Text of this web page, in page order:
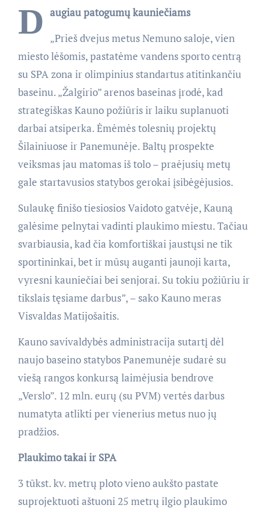
D augiau patogumų kauniečiams
„Prieš dvejus metus Nemuno saloje, vien
miesto lėšomis, pastatėme vandens sporto centrą
su SPA zona ir olimpinius standartus atitinkančiu
baseinu. „Žalgirio” arenos baseinas įrodė, kad
strategiškas Kauno požiūris ir laiku suplanuoti
darbai atsiperka. Ėmėmės tolesnių projektų
Šilainiuose ir Panemunėje. Baltų prospekte
veiksmas jau matomas iš tolo – praėjusių metų
gale startavusios statybos gerokai įsibėgėjusios.
Sulaukę finišo tiesiosios Vaidoto gatvėje, Kauną
galėsime pelnytai vadinti plaukimo miestu. Tačiau
svarbiausia, kad čia komfortiškai jaustųsi ne tik
sportininkai, bet ir mūsų auganti jaunoji karta,
vyresni kauniečiai bei senjorai. Su tokiu požiūriu ir
tikslais tęsiame darbus”, – sako Kauno meras
Visvaldas Matijošaitis.
Kauno savivaldybės administracija sutartį dėl
naujo baseino statybos Panemunėje sudarė su
viešą rangos konkursą laimėjusia bendrove
„Verslo”. 12 mln. eurų (su PVM) vertės darbus
numatyta atlikti per vienerius metus nuo jų
pradžios.
Plaukimo takai ir SPA
3 tūkst. kv. metrų ploto vieno aukšto pastate
suprojektuoti aštuoni 25 metrų ilgio plaukimo